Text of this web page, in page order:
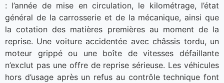
: l’année de mise en circulation, le kilométrage, l’état
général de la carrosserie et de la mécanique, ainsi que
la cotation des matières premières au moment de la
reprise. Une voiture accidentée avec châssis tordu, un
moteur grippé ou une boîte de vitesses défaillante
n’exclut pas une offre de reprise sérieuse. Les véhicules
hors d’usage après un refus au contrôle technique font